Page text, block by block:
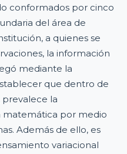
conformados por cinco
del área de
a quienes se
la información
mediante la
que dentro de
prevalece la
matemática por medio
Además de ello, es
variacional